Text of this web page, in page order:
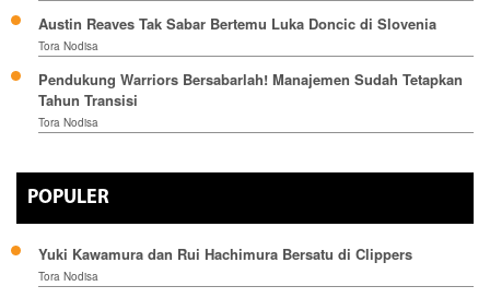
Austin Reaves Tak Sabar Bertemu Luka Doncic di Slovenia
Tora Nodisa
Pendukung Warriors Bersabarlah! Manajemen Sudah Tetapkan
Tahun Transisi
Tora Nodisa
POPULER
Yuki Kawamura dan Rui Hachimura Bersatu di Clippers
Tora Nodisa